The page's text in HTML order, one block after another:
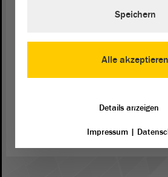
Zurück zur Landtagssitzung
Alle akzeptieren
Speichern
Details anzeigen
Impressum|